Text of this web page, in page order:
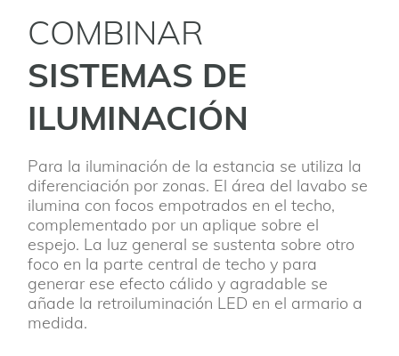
COMBINAR
SISTEMAS DE
ILUMINACIÓN
Para la iluminación de la estancia se utiliza la
diferenciación por zonas. El área del lavabo se
ilumina con focos empotrados en el techo,
complementado por un aplique sobre el
espejo. La luz general se sustenta sobre otro
foco en la parte central de techo y para
generar ese efecto cálido y agradable se
añade la retroiluminación LED en el armario a
medida.